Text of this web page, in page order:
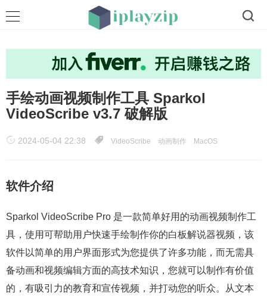
手绘动画视频制作工具 Sparkol
VideoScribe v3.7 破解版
2024-05-04 22:38 VideoScribe 动画制作 MacOS
软件介绍
Sparkol VideoScribe Pro 是一款简单好用的动画视频制作工
具，使用可帮助用户快速手绘制作你的白板解说器视频，该
软件以简单的用户界面形式为您提供了许多功能，而无需具
备动画和视频编辑方面的高技术知识，您就可以制作有价值
的，有吸引力的教育和宣传视频，并打动您的听众。从文本